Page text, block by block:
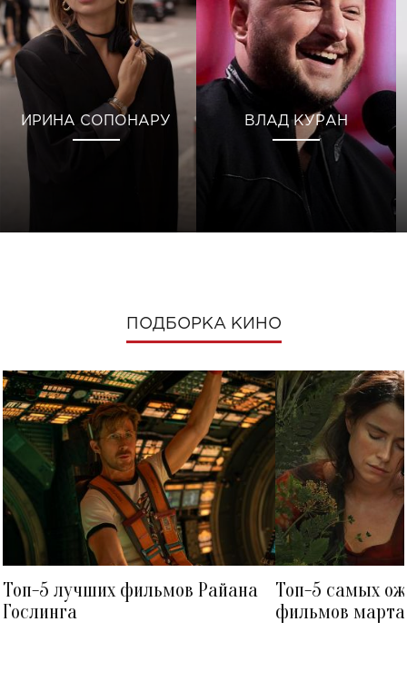
ИРИНА СОПОНАРУ ВЛАД КУРАН
ПОДБОРКА КИНО
Топ-5 лучших фильмов Райана
Гослинга
Топ-5 самых
фильмов